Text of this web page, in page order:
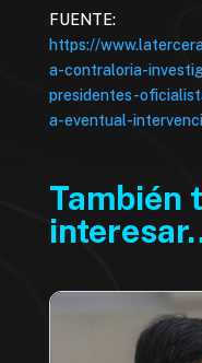
FUENTE:
https://
a-contraloria-
presidentes-
a-eventual-
También